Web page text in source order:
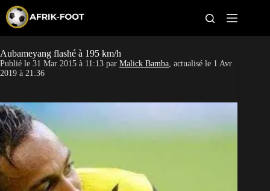
p
o
c
t
e
n
t
CAN féminine
Clubs
Classement
Aubameyang flashé à 195 km/h
Publié le 31 Mar 2015 à 11:13 par Malick Bamba, actualisé le 1 Avr
2019 à 21:36